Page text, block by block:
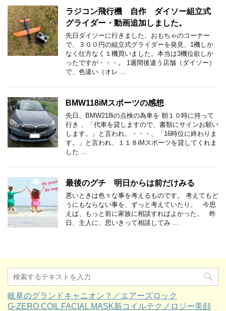
ラジコン飛行機 自作 ダイソー組立式
グライダー・動画追加しました。
先日ダイソーに行きました、おもちゃのコーナー
で、３００円の組立式グライダーを発見、1機しか
なく仕方なく１機買いました。本当は3機位欲しか
ったですが・・・。 1週間後違う店舗（ダイソー）
で、色違い（オレ …
BMW118iMスポーツの感想
先日、BMW218iの点検の為車を 朝１０時に持って
行き 、「代車を貸しますので、書類にサインお願い
します。」と言われ、・・・、「16時位に終わりま
す。」と言われ、１１８iMスポーツを貸してくれま
した …
最後のグチ 明日からは前だけみる
悪いときは色々な事を考えるものです。 考えてもど
うにもならない事を、ずっと考えていたり。 今思
えば、もっと前に家族に相談すればよかった。 昨
日、主人に、思いきって相談してみ …
岐阜のグランドキャニオン？／エアーズロック
G-ZERO COIL FACIAL MASK新コイルテクノロジー美顔